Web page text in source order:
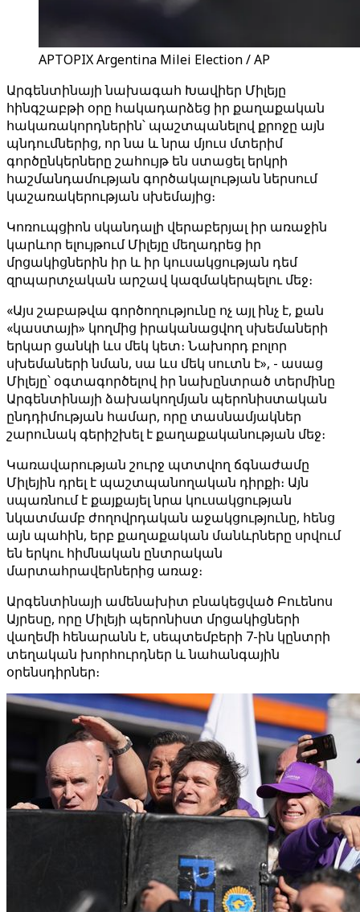
APTOPIX Argentina Milei Election / AP
Արգենտինայի նախագահ Խավիեր Միլեյը
հինգշաբթի օրը հակադարձեց իր քաղաքական
հակառակորդներին՝ պաշտպանելով քրոջը այն
պնդումներից, որ նա և նրա մյուս մտերիմ
գործընկերները շահույթ են ստացել երկրի
հաշմանդամության գործակալության ներսում
կաշառակերության սխեմայից։
Կոռուպցիոն սկանդալի վերաբերյալ իր առաջին
կարևոր ելույթում Միլեյը մեղադրեց իր
մրցակիցներին իր և իր կուսակցության դեմ
զրպարտչական արշավ կազմակերպելու մեջ։
«Այս շաբաթվա գործողությունը ոչ այլ ինչ է, քան
«կաստայի» կողմից իրականացվող սխեմաների
երկար ցանկի ևս մեկ կետ։ Նախորդ բոլոր
սխեմաների նման, սա ևս մեկ սուտն է», - ասաց
Միլեյը՝ օգտագործելով իր նախընտրած տերմինը
Արգենտինայի ձախակողմյան պերոնիստական ​​
ընդդիմության համար, որը տասնամյակներ
շարունակ գերիշխել է քաղաքականության մեջ։
Կառավարության շուրջ պտտվող ճգնաժամը
Միլեյին դրել է պաշտպանողական դիրքի։ Այն
սպառնում է քայքայել նրա կուսակցության
նկատմամբ ժողովրդական աջակցությունը, հենց
այն պահին, երբ քաղաքական մանևրները սրվում
են երկու հիմնական ընտրական
մարտահրավերներից առաջ։
Արգենտինայի ամենախիտ բնակեցված Բուենոս
Այրեսը, որը Միլեյի պերոնիստ մրցակիցների
վաղեմի հենարանն է, սեպտեմբերի 7-ին կընտրի
տեղական խորհուրդներ և նահանգային
օրենսդիրներ։